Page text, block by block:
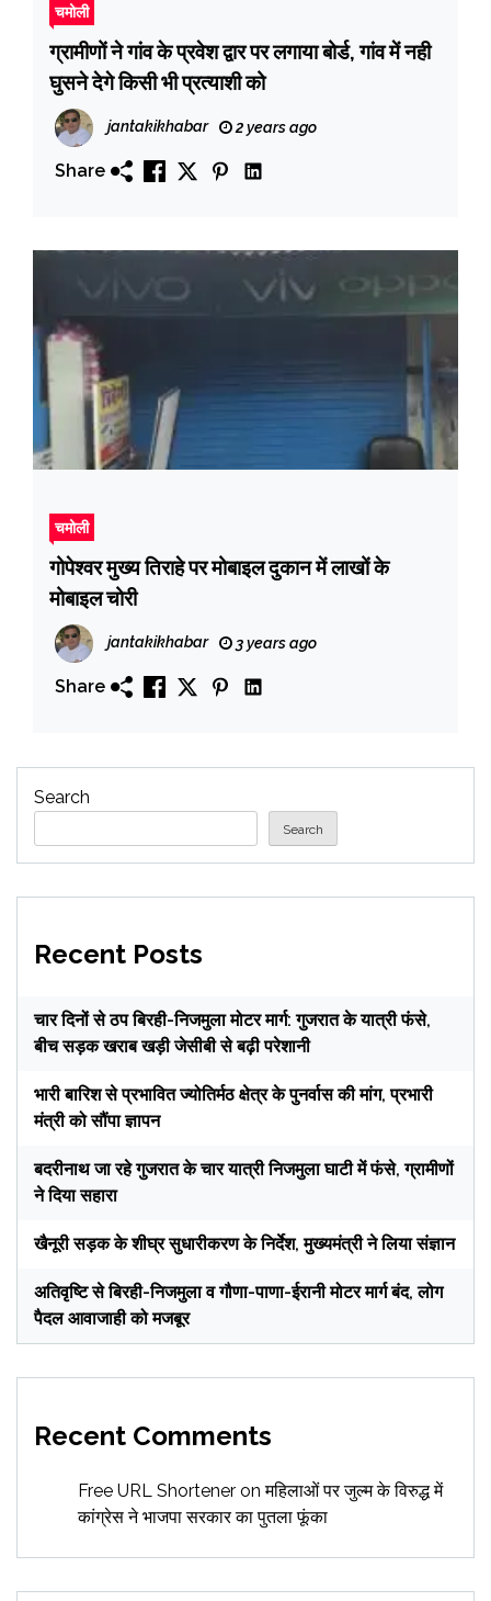
चमोली
ग्रामीणों ने गांव के प्रवेश द्वार पर लगाया बोर्ड, गांव में नही
घुसने देगे किसी भी प्रत्याशी को
jantakikhabar 2 years ago
Share
चमोली
गोपेश्वर मुख्य तिराहे पर मोबाइल दुकान में लाखों के
मोबाइल चोरी
jantakikhabar 3 years ago
Share
Search
Search
Recent Posts
चार दिनों से ठप बिरही-निजमुला मोटर मार्ग: गुजरात के यात्री फंसे,
बीच सड़क खराब खड़ी जेसीबी से बढ़ी परेशानी
भारी बारिश से प्रभावित ज्योतिर्मठ क्षेत्र के पुनर्वास की मांग, प्रभारी
मंत्री को सौंपा ज्ञापन
बदरीनाथ जा रहे गुजरात के चार यात्री निजमुला घाटी में फंसे, ग्रामीणों
ने दिया सहारा
खैनूरी सड़क के शीघ्र सुधारीकरण के निर्देश, मुख्यमंत्री ने लिया संज्ञान
अतिवृष्टि से बिरही-निजमुला व गौणा-पाणा-ईरानी मोटर मार्ग बंद, लोग
पैदल आवाजाही को मजबूर
Recent Comments
Free URL Shortener onमहिलाओं पर जुल्म के विरुद्ध में
कांग्रेस ने भाजपा सरकार का पुतला फूंका